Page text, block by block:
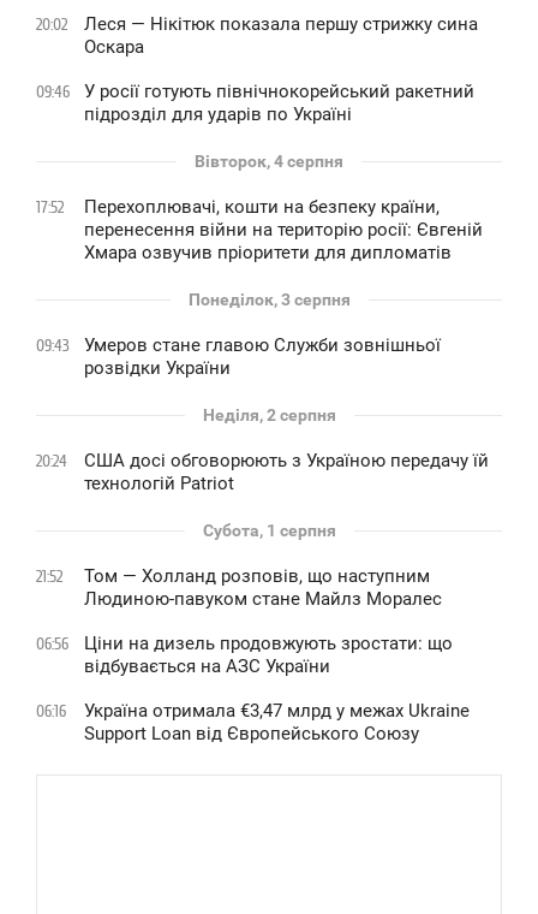
20:02
Леся — Нікітюк показала першу стрижку сина
Оскара
09:46
У росії готують північнокорейський ракетний
підрозділ для ударів по Україні
Вівторок, 4 серпня
17:52
Перехоплювачі, кошти на безпеку країни,
перенесення війни на територію росії: Євгеній
Хмара озвучив пріоритети для дипломатів
Понеділок, 3 серпня
09:43
Умеров стане главою Служби зовнішньої
розвідки України
Неділя, 2 серпня
20:24
США досі обговорюють з Україною передачу їй
технологій Patriot
Субота, 1 серпня
21:52
Том — Холланд розповів, що наступним
Людиною-павуком стане Майлз Моралес
06:56
Ціни на дизель продовжують зростати: що
відбувається на АЗС України
06:16
Україна отримала €3,47 млрд у межах Ukraine
Support Loan від Європейського Союзу